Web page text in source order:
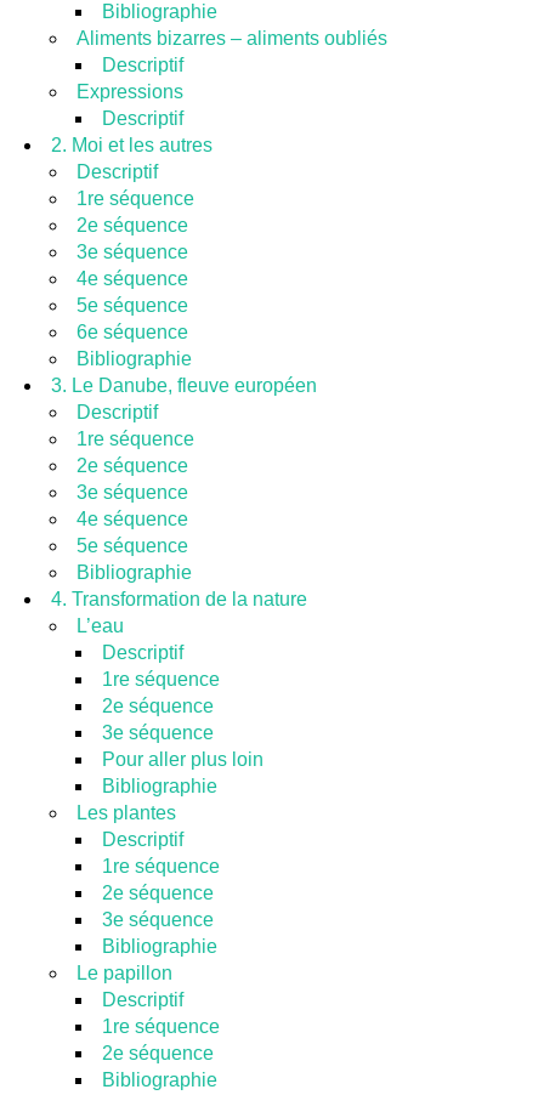
Bibliographie
Aliments bizarres – aliments oubliés
Descriptif
Expressions
Descriptif
2. Moi et les autres
Descriptif
1re séquence
2e séquence
3e séquence
4e séquence
5e séquence
6e séquence
Bibliographie
3. Le Danube, fleuve européen
Descriptif
1re séquence
2e séquence
3e séquence
4e séquence
5e séquence
Bibliographie
4. Transformation de la nature
L’eau
Descriptif
1re séquence
2e séquence
3e séquence
Pour aller plus loin
Bibliographie
Les plantes
Descriptif
1re séquence
2e séquence
3e séquence
Bibliographie
Le papillon
Descriptif
1re séquence
2e séquence
Bibliographie